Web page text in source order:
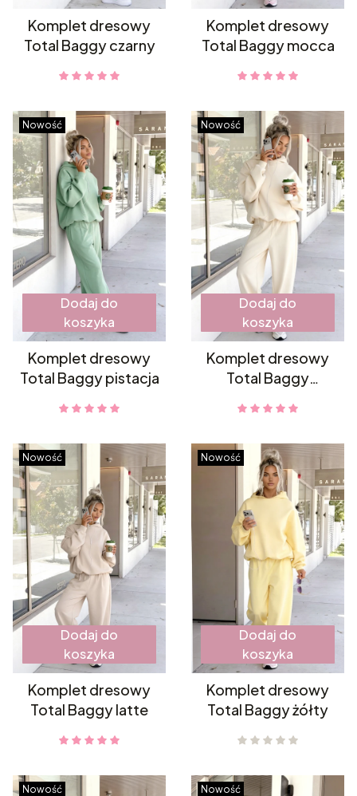
Komplet dresowy
Total Baggy czarny
Komplet dresowy
Total Baggy mocca
Nowość
Dodaj do
koszyka
Komplet dresowy
Total Baggy pistacja
Nowość
Dodaj do
koszyka
Komplet dresowy
Total Baggy
Nowość
Dodaj do
koszyka
Komplet dresowy
Total Baggy latte
Nowość
Dodaj do
koszyka
Komplet dresowy
Total Baggy żółty
Nowość Nowość